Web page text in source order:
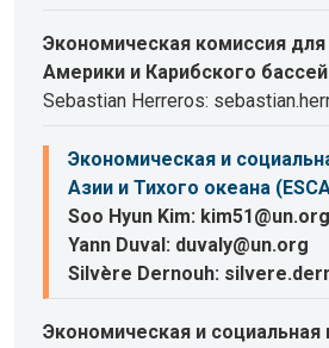
Экономическая комиссия
Америки и Карибского
Sebastian Herreros:
Экономическая и
Азии и Тихого океана
Soo Hyun Kim: kim51@un.org
Yann Duval: duvaly@un.org
Silvère Dernouh:
Экономическая и социальная